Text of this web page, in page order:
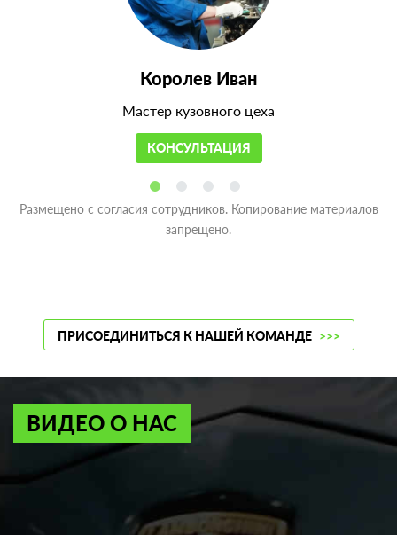
Королев Иван
Мастер кузовного цеха
КОНСУЛЬТАЦИЯ
Размещено с согласия сотрудников. Копирование материалов
запрещено.
ПРИСОЕДИНИТЬСЯ К НАШЕЙ КОМАНДЕ >>>
ВИДЕО О НАС